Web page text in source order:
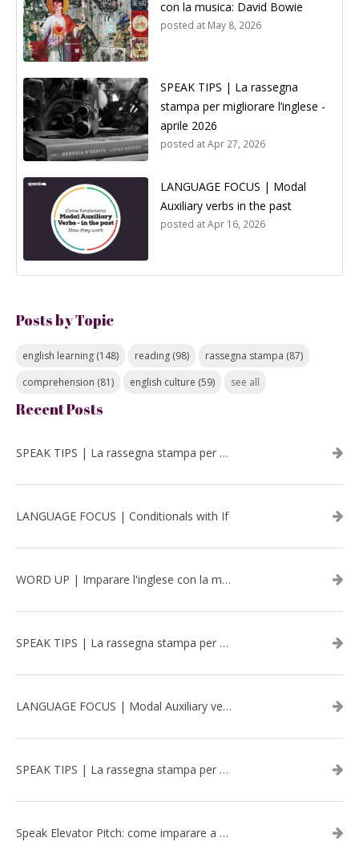
con la musica: David Bowie
posted at May 8, 2026
SPEAK TIPS | La rassegna
stampa per migliorare l’inglese -
aprile 2026
posted atApr 27, 2026
LANGUAGE FOCUS | Modal
Auxiliary verbs in the past
posted atApr 16, 2026
Posts by Topic
english learning (148) reading (98) rassegna stampa (87)
comprehension (81) english culture (59) see all
Recent Posts
SPEAK TIPS | La rassegna stampa per migliorare l’inglese - luglio 2026
LANGUAGE FOCUS | Conditionals with If
WORD UP | Imparare l'inglese con la musica: David Bowie
SPEAK TIPS | La rassegna stampa per migliorare l’inglese - aprile 2026
LANGUAGE FOCUS | Modal Auxiliary verbs in the past
SPEAK TIPS | La rassegna stampa per migliorare l’inglese - marzo 2026
Speak Elevator Pitch: come imparare a gestire una presentazione in inglese